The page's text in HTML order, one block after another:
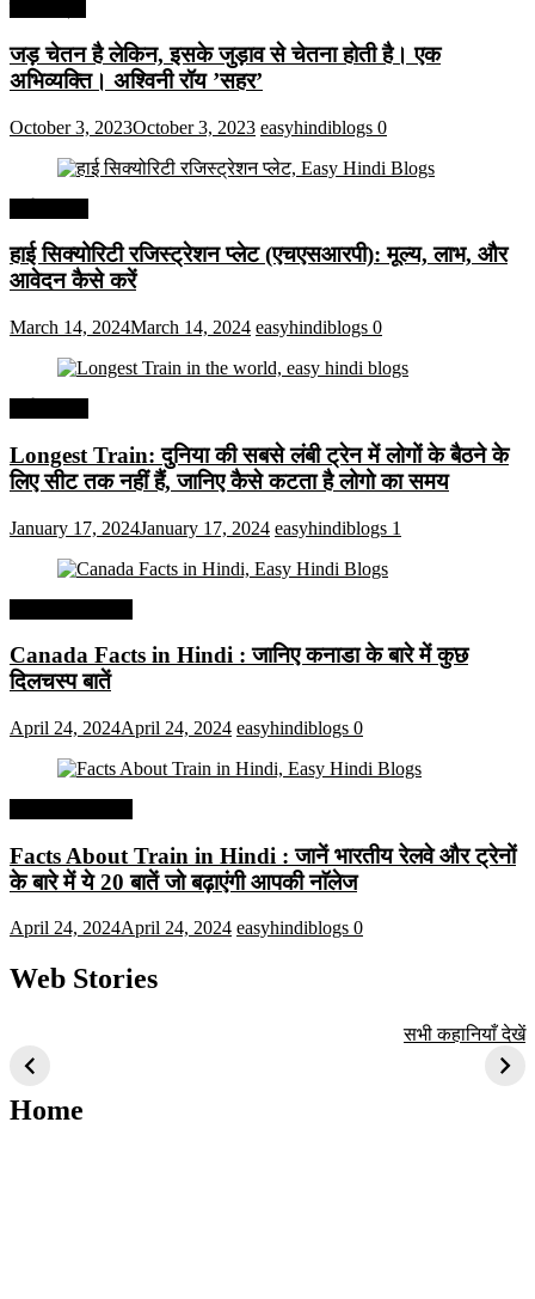
जड़ चेतन है लेकिन, इसके जुड़ाव से चेतना होती है। एक
अभिव्यक्ति। अश्विनी रॉय ’सहर’
October 3, 2023October 3, 2023 easyhindiblogs 0
हाई सिक्योरिटी रजिस्ट्रेशन प्लेट (एचएसआरपी): मूल्य, लाभ, और
आवेदन कैसे करें
March 14, 2024March 14, 2024 easyhindiblogs 0
Longest Train: दुनिया की सबसे लंबी ट्रेन में लोगों के बैठने के
लिए सीट तक ​​नहीं हैं, जानिए कैसे कटता है लोगो का समय
January 17, 2024January 17, 2024 easyhindiblogs 1
Canada Facts in Hindi : जानिए कनाडा के बारे में कुछ
दिलचस्प बातें
April 24, 2024April 24, 2024 easyhindiblogs 0
Facts About Train in Hindi : जानें भारतीय रेलवे और ट्रेनों
के बारे में ये 20 बातें जो बढ़ाएंगी आपकी नाॅलेज
April 24, 2024April 24, 2024 easyhindiblogs 0
Web Stories
तकनीक जो आपको
2024 के लिए सीखनी
चाहिए
ऐतिहासिक स्थान
सभी कहानियाँ देखें
Home